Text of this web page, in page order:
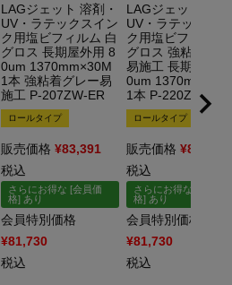
LAGジェット 溶剤・
UV・ラテックスイン
ク用塩ビフィルム 白
グロス 長期屋外用 8
0um 1370mm×30M
1本 強粘着グレー易
施工 P-207ZW-ER
ロールタイプ
販売価格 ¥83,391
税込
さらにお得な [会員価
格] あり
会員特別価格
¥81,730
税込
LAGジェット 溶
UV・ラテックス
ク用塩ビフィルム
グロス 強粘着グ
易施工 長期屋外
0um
1本 P-220ZW-ER
ロールタイプ
販売価格 ¥83,391
税込
さらにお得な [会員価
格] あり
会員特別価格
¥81,730
税込